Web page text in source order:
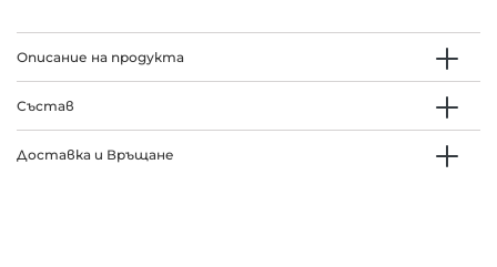
Описание на продукта
Състав
Доставка и Връщане